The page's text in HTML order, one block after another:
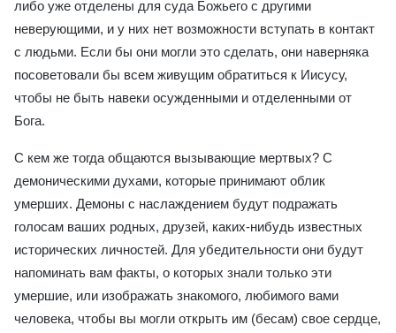
либо уже отделены для суда Божьего с другими
неверующими, и у них нет возможности вступать в контакт
с людьми. Если бы они могли это сделать, они наверняка
посоветовали бы всем живущим обратиться к Иисусу,
чтобы не быть навеки осужденными и отделенными от
Бога.
С кем же тогда общаются вызывающие мертвых? С
демоническими духами, которые принимают облик
умерших. Демоны с наслаждением будут подражать
голосам ваших родных, друзей, каких-нибудь известных
исторических личностей. Для убедительности они будут
напоминать вам факты, о которых знали только эти
умершие, или изображать знакомого, любимого вами
человека, чтобы вы могли открыть им (бесам) свое сердце,